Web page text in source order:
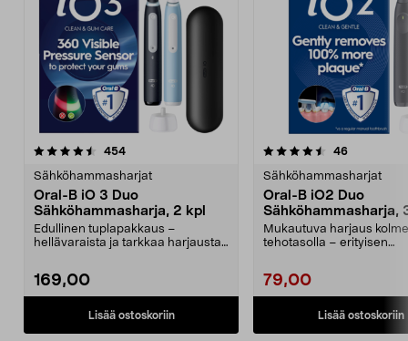
454arvostelut
Sähköhammasharjat
Oral-B iO 3 Duo
Sähköhammasharja, 2 kpl
Edullinen tuplapakkaus –
hellävaraista ja tarkkaa harjausta
169,00
Lisää ostoskoriin
4.5 viidestä
46arvostelut
Sähköhammasharjat
Oral-B iO2 Duo
Sähköhammasharja,
harjaustilaa, 2 kpl
Mukautuva harjaus
tehotasolla – erityisen
79,00
Lisää ostoskoriin
5.0 viidestä